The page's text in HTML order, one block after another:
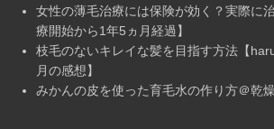
女性の薄毛治療には保険が効く？実際に
療開始から1年5ヵ月経過】
枝毛のないキレイな髪を目指す方法【
月の感想】
みかんの皮を使った育毛水の作り方＠乾